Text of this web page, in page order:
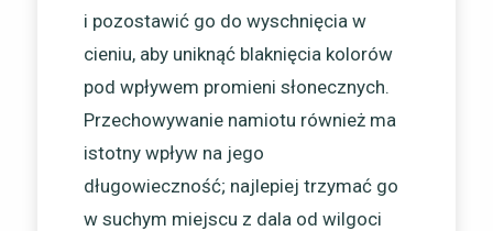
i pozostawić go do wyschnięcia w
cieniu, aby uniknąć blaknięcia kolorów
pod wpływem promieni słonecznych.
Przechowywanie namiotu również ma
istotny wpływ na jego
długowieczność; najlepiej trzymać go
w suchym miejscu z dala od wilgoci